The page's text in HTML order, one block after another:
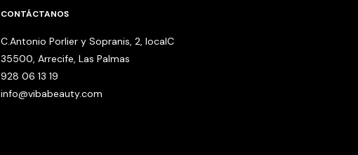
CONTÁCTANOS
C.Antonio Porlier y Sopranis, 2, localC
35500, Arrecife, Las Palmas
928 06 13 19
info@vibabeauty.com